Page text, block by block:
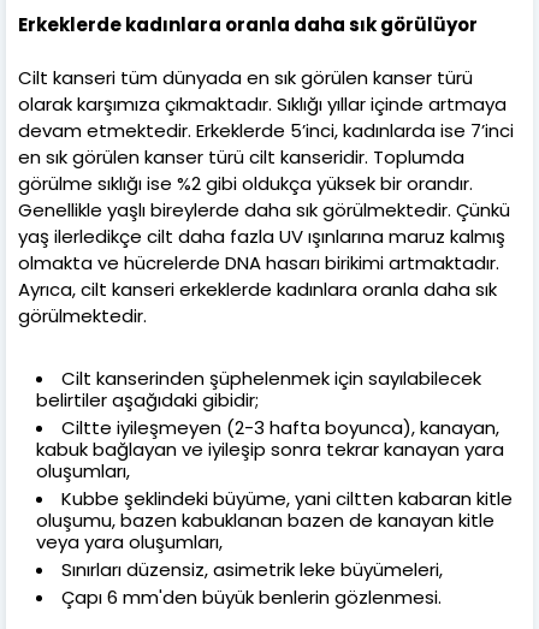
Erkeklerde kadınlara oranla daha sık görülüyor
Cilt kanseri tüm dünyada en sık görülen kanser türü
olarak karşımıza çıkmaktadır. Sıklığı yıllar içinde artmaya
devam etmektedir. Erkeklerde 5’inci, kadınlarda ise 7’inci
en sık görülen kanser türü cilt kanseridir. Toplumda
görülme sıklığı ise %2 gibi oldukça yüksek bir orandır.
Genellikle yaşlı bireylerde daha sık görülmektedir. Çünkü
yaş ilerledikçe cilt daha fazla UV ışınlarına maruz kalmış
olmakta ve hücrelerde DNA hasarı birikimi artmaktadır.
Ayrıca, cilt kanseri erkeklerde kadınlara oranla daha sık
görülmektedir.
Cilt kanserinden şüphelenmek için sayılabilecek
belirtiler aşağıdaki gibidir;
Ciltte iyileşmeyen (2-3 hafta boyunca), kanayan,
kabuk bağlayan ve iyileşip sonra tekrar kanayan yara
oluşumları,
Kubbe şeklindeki büyüme, yani ciltten kabaran kitle
oluşumu, bazen kabuklanan bazen de kanayan kitle
veya yara oluşumları,
Sınırları düzensiz, asimetrik leke büyümeleri,
Çapı 6 mm'den büyük benlerin gözlenmesi.